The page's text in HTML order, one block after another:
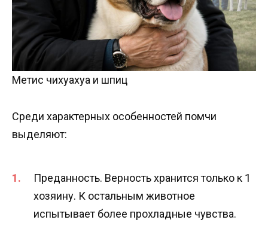
Метис чихуахуа и шпиц
Среди характерных особенностей помчи
выделяют:
Преданность. Верность хранится только к 1
хозяину. К остальным животное
испытывает более прохладные чувства.